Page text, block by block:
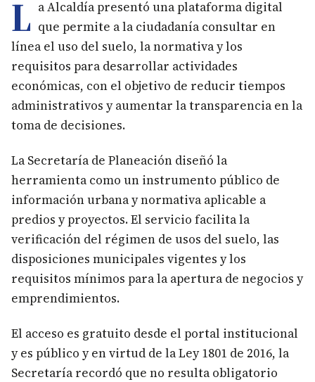
L a Alcaldía presentó una plataforma digital
que permite a la ciudadanía consultar en
línea el uso del suelo, la normativa y los
requisitos para desarrollar actividades
económicas, con el objetivo de reducir tiempos
administrativos y aumentar la transparencia en la
toma de decisiones.
La Secretaría de Planeación diseñó la
herramienta como un instrumento público de
información urbana y normativa aplicable a
predios y proyectos. El servicio facilita la
verificación del régimen de usos del suelo, las
disposiciones municipales vigentes y los
requisitos mínimos para la apertura de negocios y
emprendimientos.
El acceso es gratuito desde el portal institucional
y es público y en virtud de la Ley 1801 de 2016, la
Secretaría recordó que no resulta obligatorio